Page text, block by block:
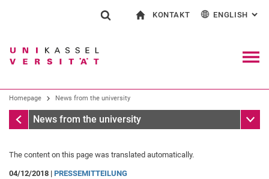
Jump directly to: content
Jump directly to: search
Jump directly to: main
Search (opens an external link in a
KONTAKT
Contact for press and public
Search facilities
ENGLISH :
Homepage News from the university
Homepage
News from the university Sub
The content on this page was translated automatically.
04/12/2018 | PRESSEMITTEILUNG